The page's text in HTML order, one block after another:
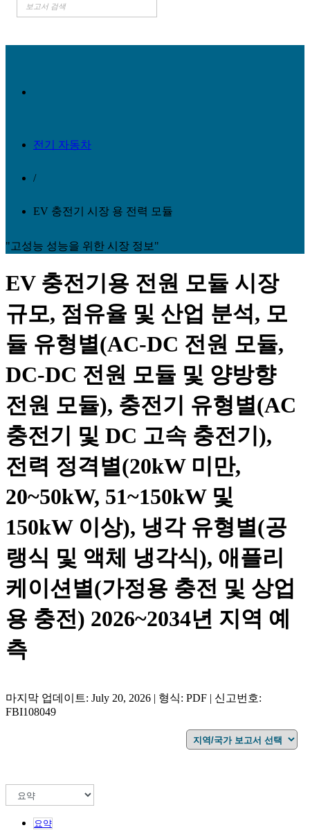
전기 자동차
/
EV 충전기 시장 용 전력 모듈
"고성능 성능을 위한 시장 정보"
EV 충전기용 전원 모듈 시장
규모, 점유율 및 산업 분석, 모
듈 유형별(AC-DC 전원 모듈,
DC-DC 전원 모듈 및 양방향
전원 모듈), 충전기 유형별(AC
충전기 및 DC 고속 충전기),
전력 정격별(20kW 미만,
20~50kW, 51~150kW 및
150kW 이상), 냉각 유형별(공
랭식 및 액체 냉각식), 애플리
케이션별(가정용 충전 및 상업
용 충전) 2026~2034년 지역 예
측
마지막 업데이트: July 20, 2026 | 형식: PDF | 신고번호:
FBI108049
요약